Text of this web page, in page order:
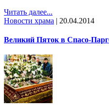
Читать далее...
Новости храма | 20.04.2014
Великий Пяток в Спасо-